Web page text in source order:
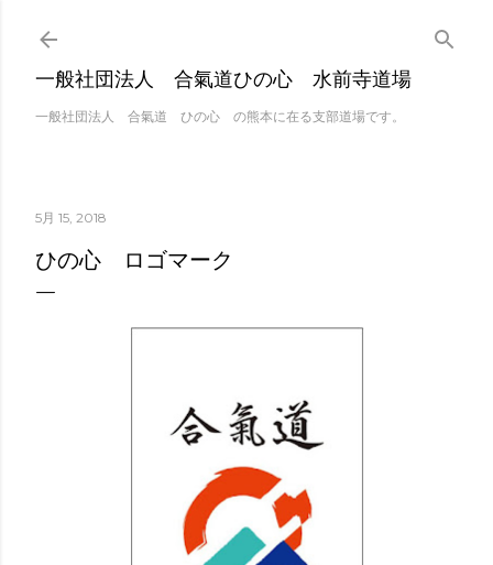
スキップしてメイン
一般社団法人 合氣道ひの心 水前寺道場
一般社団法人 合氣道 ひの心 の熊本に在る支部道場です。
5月 15, 2018
ひの心 ロゴマーク